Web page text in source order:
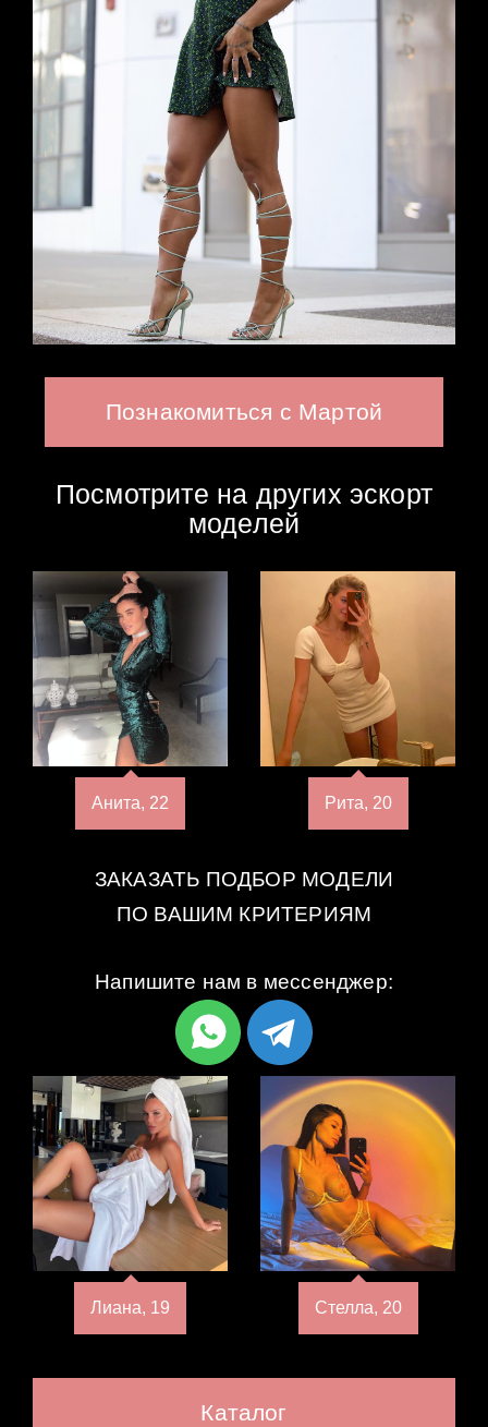
Познакомиться с Мартой
Посмотрите на других эскорт
моделей
Анита, 22 Рита, 20
ЗАКАЗАТЬ ПОДБОР МОДЕЛИ
ПО ВАШИМ КРИТЕРИЯМ
Напишите нам в мессенджер:
Лиана, 19 Стелла, 20
Каталог